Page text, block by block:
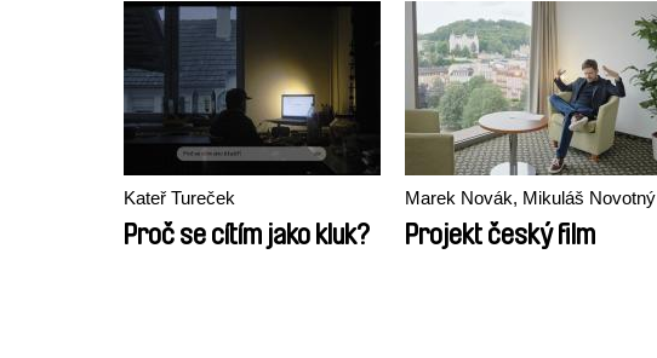
Kateř Tureček
Proč se cítím jako kluk?
Marek Novák, Mikuláš Novotný
Projekt český film